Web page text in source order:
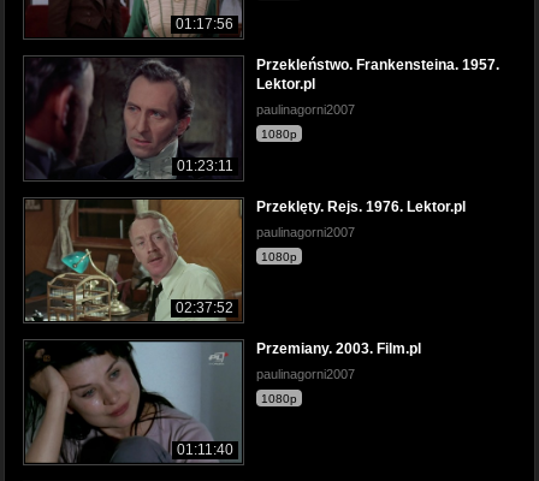
01:17:56
01:23:11
Przekleństwo. Frankensteina. 1957.
Lektor.pl
paulinagorni2007
1080p
02:37:52
Przeklęty. Rejs. 1976. Lektor.pl
paulinagorni2007
1080p
01:11:40
Przemiany. 2003. Film.pl
paulinagorni2007
1080p